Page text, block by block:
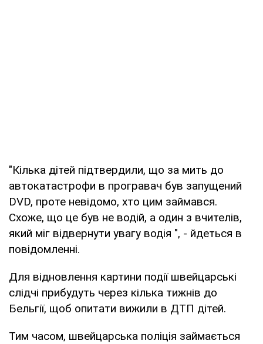
"Кілька дітей підтвердили, що за мить до
автокатастрофи в програвач був запущений
DVD, проте невідомо, хто цим займався.
Схоже, що це був не водій, а один з вчителів,
який міг відвернути увагу водія ", - йдеться в
повідомленні.
Для відновлення картини події швейцарські
слідчі прибудуть через кілька тижнів до
Бельгії, щоб опитати вижили в ДТП дітей.
Тим часом, швейцарська поліція займається